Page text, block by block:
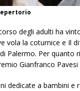
degli adulti ha
vola la coturnice e Il
Palermo. Per quanto
Gianfranco
dedicate a bambini e